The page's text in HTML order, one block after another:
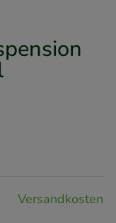
Versandkosten